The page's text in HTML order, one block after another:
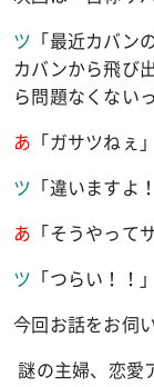
ツ 「最近カバン
カバンから飛び
ら問題なくない
あ 「ガサツねぇ」
ツ 「違います
あ 「そうやって
ツ 「つらい！！」
今回お話をお伺
謎の主婦、恋愛